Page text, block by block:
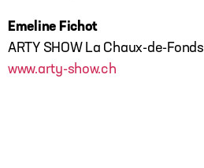
Emeline Fichot
ARTY SHOW La Chaux-de-Fonds
www.arty-show.ch